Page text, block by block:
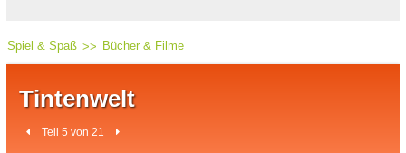
Spiel & Spaß Bücher & Filme
Tintenwelt
Teil 5 von 21